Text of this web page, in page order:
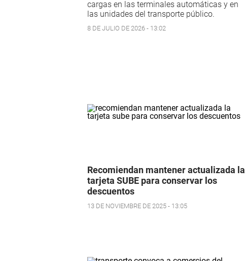
cargas en las terminales automáticas y en
las unidades del transporte público.
8 DE JULIO DE 2026 - 13:02
Recomiendan mantener actualizada la
tarjeta SUBE para conservar los
descuentos
13 DE NOVIEMBRE DE 2025 - 13:05